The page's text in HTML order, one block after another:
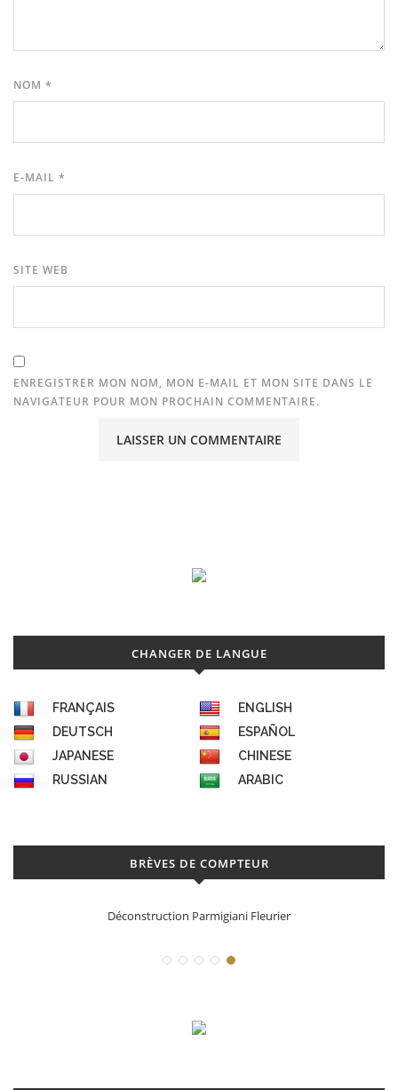
NOM *
E-MAIL *
SITE WEB
ENREGISTRER MON NOM, MON E-MAIL ET MON SITE DANS LE
NAVIGATEUR POUR MON PROCHAIN COMMENTAIRE.
CHANGER DE LANGUE
FRANÇAIS
ENGLISH
DEUTSCH
ESPAÑOL
JAPANESE
CHINESE
RUSSIAN
ARABIC
BRÈVES DE COMPTEUR
Déconstruction Parmigiani Fleurier